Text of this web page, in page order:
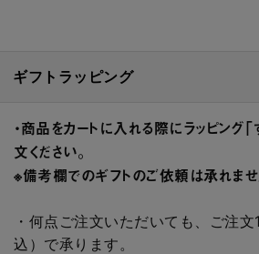
ギフトラッピング
・商品をカートに入れる際にラッピング
文ください。
※備考欄でのギフトのご依頼は承れませ
・何点ご注文いただいても、ご注
込）で承ります。